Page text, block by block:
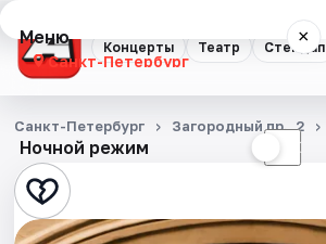
Концерты Театр Стендап
Меню ×
Санкт-Петербург
Концерты
Театр
Стендап
Ночной режим ☾
Санкт-Петербург Загородный пр., 2